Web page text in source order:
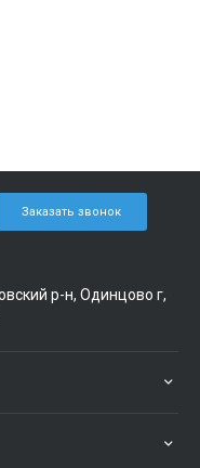
Заказать звонок
р-н, Одинцово г,